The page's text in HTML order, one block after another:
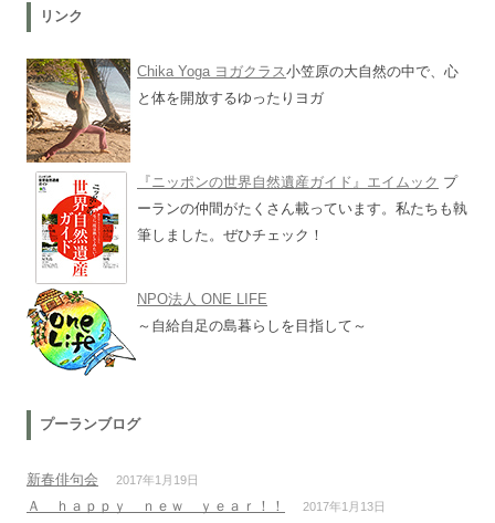
リンク
Chika Yoga ヨガクラス小笠原の大自然の中で、心
と体を開放するゆったりヨガ
『ニッポンの世界自然遺産ガイド』エイムック プ
ーランの仲間がたくさん載っています。私たちも執
筆しました。ぜひチェック！
NPO法人 ONE LIFE
～自給自足の島暮らしを目指して～
プーランブログ
新春俳句会 2017年1月19日
Ａ ｈａｐｐｙ ｎｅｗ ｙｅａｒ！！ 2017年1月13日